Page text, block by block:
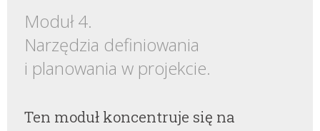
Moduł 4.
Narzędzia definiowania
i planowania w projekcie.
Ten moduł koncentruje się na